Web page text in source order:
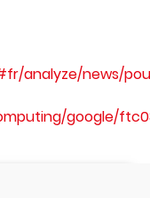
analyze/news/
google/